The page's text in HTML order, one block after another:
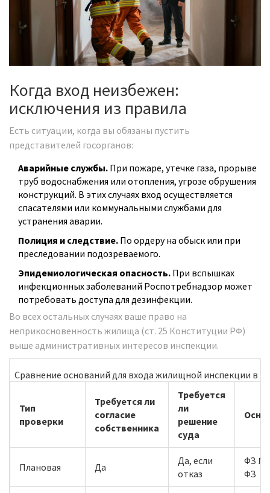
Когда вход неизбежен:
исключения из правила
Есть ситуации, когда вы обязаны пустить
представителей госорганов:
Аварийные службы. При пожаре, утечке газа, прорыве
труб водоснабжения или отопления, угрозе обрушения
конструкций. В этих случаях вход осуществляется
спасателями или коммунальными службами для
устранения аварии.
Полиция и следствие. По ордеру на обыск или при
преследовании подозреваемого.
Эпидемиологическая опасность. При вспышках
инфекционных заболеваний Роспотребнадзор может
потребовать доступа для дезинфекции.
Во всех остальных случаях ваше право на
неприкосновенность жилища (ст. 25 Конституции РФ)
выше административных интересов инспекции.
Сравнение оснований для входа жилищной инспекции в
Тип
проверки
Требуется ли
согласие
собственника
Требуется
ли
решение
суда
Плановая Да
Да, если
отказ
ФЗ №
ФЗ